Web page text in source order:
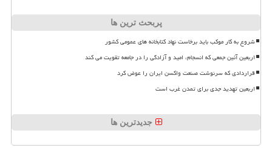
پربحث ترین ها
شروع به کار موکب باید برخاست نهاد کتابخانه های عمومی کشور
اربعین آئین جمعی که انسجام، امید و آزادگی را در جامعه تقویت می کند
قراردادی که سرنوشت صنعت واکسن ایران را عوض کرد
اربعین تهدید جدی برای تمدن غرب است
جدیدترین ها